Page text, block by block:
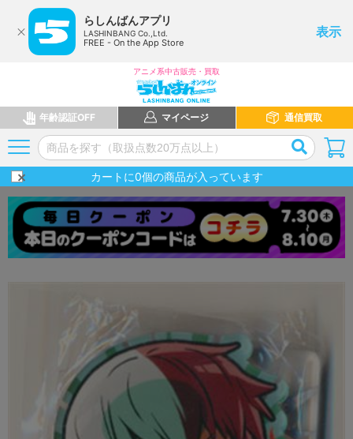
らしんばんアプリ
LASHINBANG Co.,Ltd.
FREE - On the App Store
表示
アニメ系中古販売・買取
年齢認証OFF マイページ 通信買取
カートに0個の商品が入っています